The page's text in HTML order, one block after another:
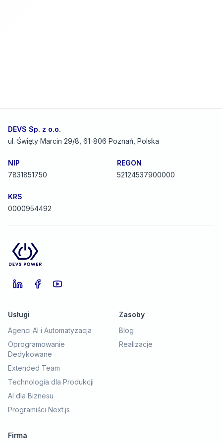
DEVS Sp. z o.o.
ul. Święty Marcin 29/8, 61-806 Poznań, Polska
NIP
7831851750
REGON
52124537900000
KRS
0000954492
Usługi
Agenci AI i Automatyzacja
Oprogramowanie
Dedykowane
Extended Team
Technologia dla Produkcji
AI dla Biznesu
Programiści Next.js
Zasoby
Blog
Realizacje
Firma